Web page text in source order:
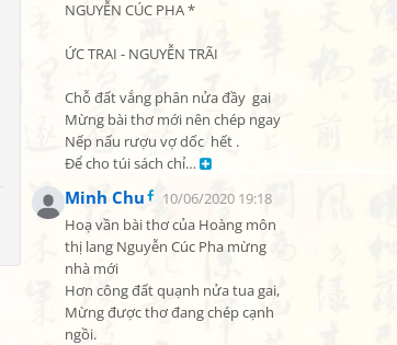
NGUYỄN CÚC PHA *
ỨC TRAI - NGUYỄN TRÃI
Chỗ đất vắng phân nửa đầy  gai
Mừng bài thơ mới nên chép ngay
Nếp nấu rượu vợ dốc  hết .
Để cho túi sách chỉ…
Minh Chu
10/06/2020 19:18
Hoạ vần bài thơ của Hoàng môn
thị lang Nguyễn Cúc Pha mừng
nhà mới
Hơn công đất quạnh nửa tua gai,
Mừng được thơ đang chép cạnh
ngồi.